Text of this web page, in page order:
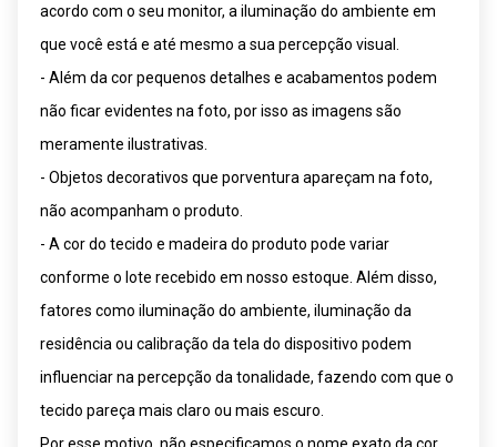
acordo com o seu monitor, a iluminação do ambiente em
que você está e até mesmo a sua percepção visual.
- Além da cor pequenos detalhes e acabamentos podem
não ficar evidentes na foto, por isso as imagens são
meramente ilustrativas.
- Objetos decorativos que porventura apareçam na foto,
não acompanham o produto.
- A cor do tecido e madeira do produto pode variar
conforme o lote recebido em nosso estoque. Além disso,
fatores como iluminação do ambiente, iluminação da
residência ou calibração da tela do dispositivo podem
influenciar na percepção da tonalidade, fazendo com que o
tecido pareça mais claro ou mais escuro.